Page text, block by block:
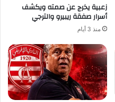
زعبية يخرج عن صمته ويكشف
أسرار صفقة ريبيرو والترجي
منذ 3 أيام